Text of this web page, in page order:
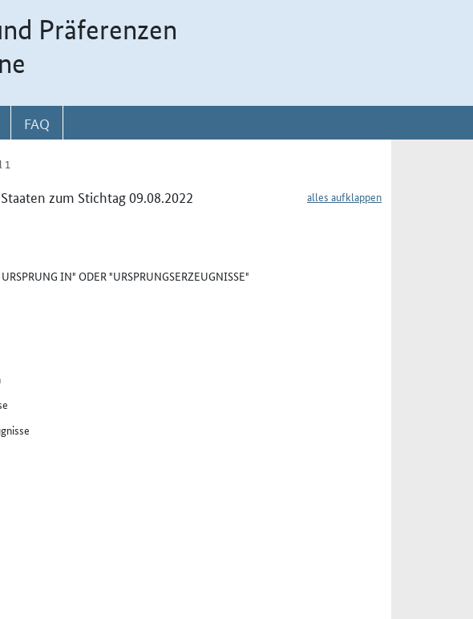
Präferenzen
FAQ
1
alles aufklappen
zum Stichtag 09.08.2022
IN" ODER "URSPRUNGSERZEUGNISSE"